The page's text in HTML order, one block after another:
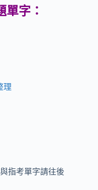
單字：
理
指考單字請往後